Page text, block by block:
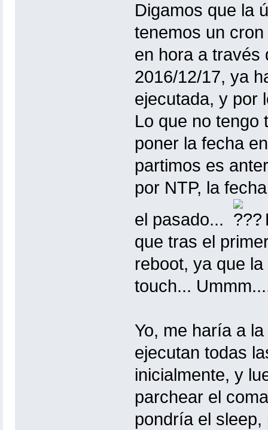
Digamos que la
tenemos un
en hora a través
2016/12/17, ya
ejecutada, y por
Lo que no tengo
poner la fecha
partimos es
por NTP, la
el pasado...
.
que tras el
reboot, ya que
touch...
Yo, me haría a
ejecutan todas
inicialmente, y
parchear el
pondría el